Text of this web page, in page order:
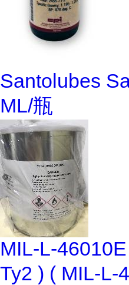
Santolubes
ML/瓶
MIL-L-
Ty2 ) ( MIL-L-